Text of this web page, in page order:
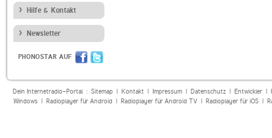
Hilfe & Kontakt
Newsletter
PHONOSTAR AUF
Dein Internetradio-Portal : Sitemap| Kontakt| Impressum| Datenschutz| Entwickler|
Windows| Radioplayer für Android| Radioplayer für Android TV| Radioplayer für iOS|